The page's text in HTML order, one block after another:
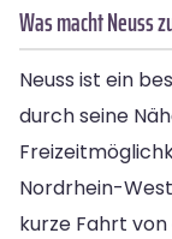
Was macht Neuss
Neuss ist ein
durch seine
Nordrhein-
kurze Fahrt